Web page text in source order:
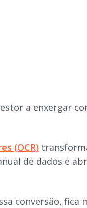
a enxergar
(OCR)
de dados e
conversão,